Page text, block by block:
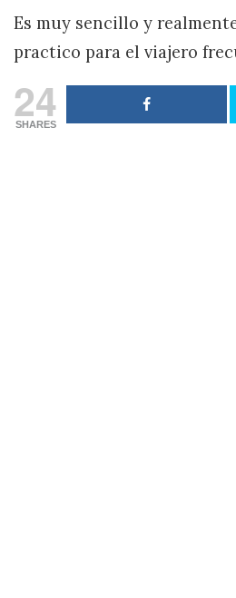
Es muy sencillo y
practico para el viajero
24
SHARES